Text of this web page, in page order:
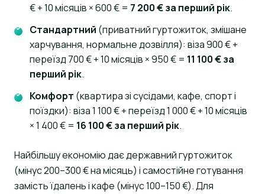
€ + 10 місяців × 600 € = 7 200 € за перший рік.
Стандартний (приватний гуртожиток, змішане
харчування, нормальне дозвілля): віза 900 € +
переїзд 700 € + 10 місяців × 950 € = 11 100 € за
перший рік.
Комфорт (квартира зі сусідами, кафе, спорт і
поїздки): віза 1 100 € + переїзд 1 000 € + 10 місяців
× 1 400 € = 16 100 € за перший рік.
Найбільшу економію дає державний гуртожиток
(мінус 200–300 € на місяць) і самостійне готування
замість їдалень і кафе (мінус 100–150 €). Для